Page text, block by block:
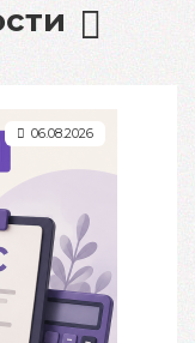
06.08.2026